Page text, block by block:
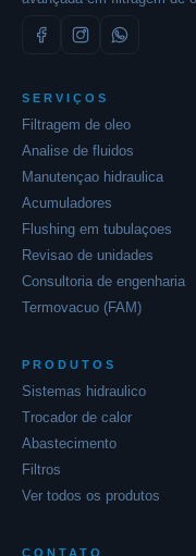
SERVIÇOS
Filtragem de oleo
Analise de fluidos
Manutençao hidraulica
Acumuladores
Flushing em tubulaçoes
Revisao de unidades
Consultoria de engenharia
Termovacuo (FAM)
PRODUTOS
Sistemas hidraulico
Trocador de calor
Abastecimento
Filtros
Ver todos os produtos
CONTATO